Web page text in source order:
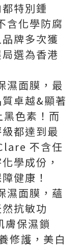
特別鍾
含化學防腐
牌多次獲
選為香港
濕面膜，最
卓越&顯著
黑色素！而
都達到最
不含任
學成份，
健康！
濕面膜，蘊
抗敏功
膚保濕鎖
修護，美白